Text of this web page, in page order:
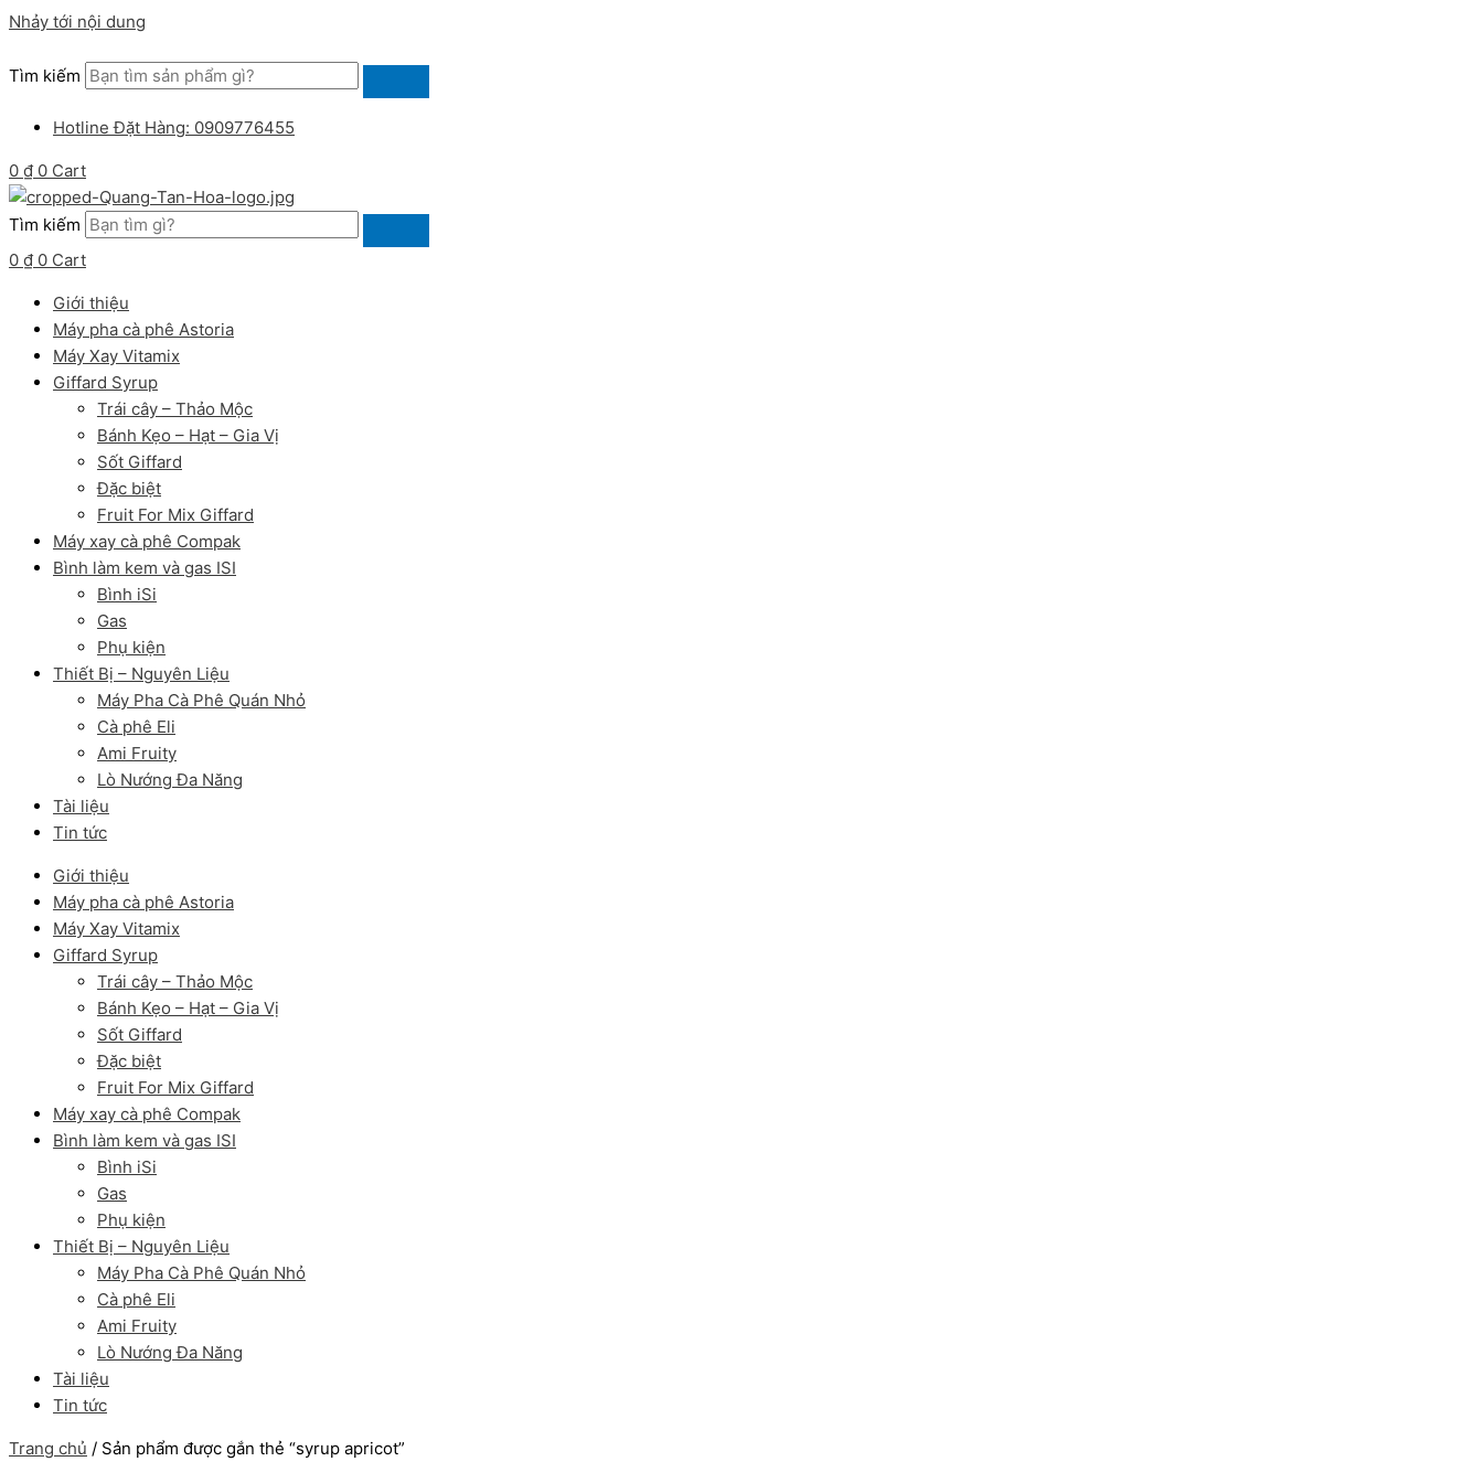
Nhảy tới nội dung
Tìm kiếm
Hotline Đặt Hàng: 0909776455
0 ₫ 0 Cart
Tìm kiếm
0 ₫ 0 Cart
Giới thiệu
Máy pha cà phê Astoria
Máy Xay Vitamix
Giffard Syrup
Trái cây – Thảo Mộc
Bánh Kẹo – Hạt – Gia Vị
Sốt Giffard
Đặc biệt
Fruit For Mix Giffard
Máy xay cà phê Compak
Bình làm kem và gas ISI
Bình iSi
Gas
Phụ kiện
Thiết Bị – Nguyên Liệu
Máy Pha Cà Phê Quán Nhỏ
Cà phê Eli
Ami Fruity
Lò Nướng Đa Năng
Tài liệu
Tin tức
Giới thiệu
Máy pha cà phê Astoria
Máy Xay Vitamix
Giffard Syrup
Trái cây – Thảo Mộc
Bánh Kẹo – Hạt – Gia Vị
Sốt Giffard
Đặc biệt
Fruit For Mix Giffard
Máy xay cà phê Compak
Bình làm kem và gas ISI
Bình iSi
Gas
Phụ kiện
Thiết Bị – Nguyên Liệu
Máy Pha Cà Phê Quán Nhỏ
Cà phê Eli
Ami Fruity
Lò Nướng Đa Năng
Tài liệu
Tin tức
Trang chủ / Sản phẩm được gắn thẻ “syrup apricot”